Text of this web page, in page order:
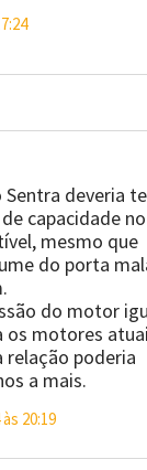
Sentra deveria
capacidade no
mesmo que
do porta
do motor
os motores
relação poderia
a mais.
20:19